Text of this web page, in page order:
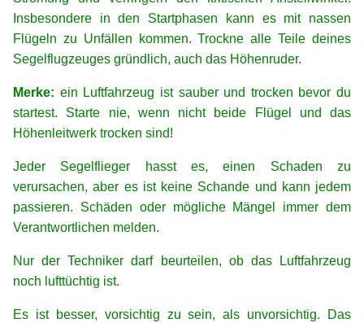
Insbesondere in den Startphasen kann es mit nassen
Flügeln zu Unfällen kommen. Trockne alle Teile deines
Segelflugzeuges gründlich, auch das Höhenruder.
Merke: ein Luftfahrzeug ist sauber und trocken bevor du
startest. Starte nie, wenn nicht beide Flügel und das
Höhenleitwerk trocken sind!
Jeder Segelflieger hasst es, einen Schaden zu
verursachen, aber es ist keine Schande und kann jedem
passieren. Schäden oder mögliche Mängel immer dem
Verantwortlichen melden.
Nur der Techniker darf beurteilen, ob das Luftfahrzeug
noch lufttüchtig ist.
Es ist besser, vorsichtig zu sein, als unvorsichtig. Das